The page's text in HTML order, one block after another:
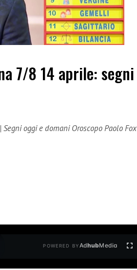
7/8 14 aprile: segni
oggi e domani Oroscopo Paolo Fox
POWERED BYAdhubMedia